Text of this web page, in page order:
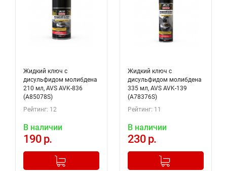
Жидкий ключ с
дисульфидом молибдена
210 мл, AVS AVK-836
(A85078S)
Рейтинг: 12
В наличии
190 р.
+
Добавлено в корзину
Жидкий ключ c
дисульфидом молибдена
335 мл, AVS AVK-139
(A78376S)
Рейтинг: 11
В наличии
230 р.
+
Добавлено в корзину